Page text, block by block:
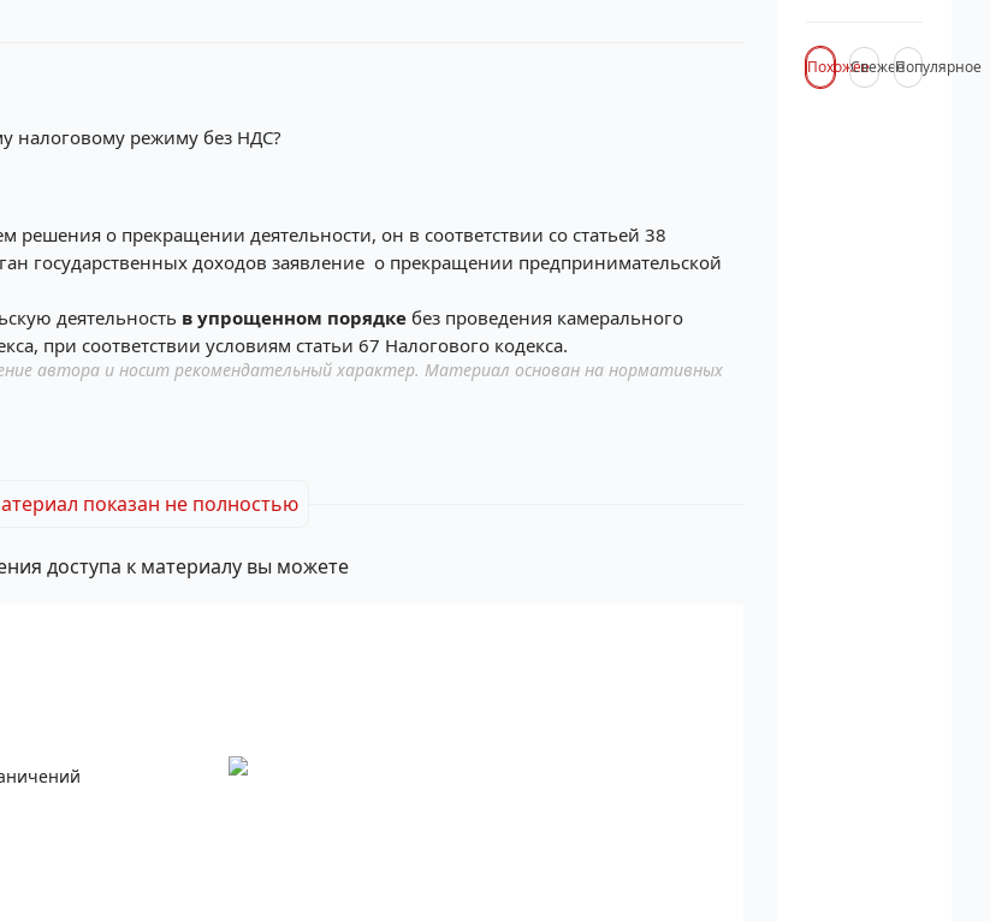
налоговому режиму без НДС?
о прекращении деятельности, он в соответствии со статьей 38
государственных доходов заявление о прекращении предпринимательской
деятельность в упрощенном порядке без проведения камерального
при соответствии условиям статьи 67 Налогового кодекса.
автора и носит рекомендательный характер. Материал основан на нормативных
показан не полностью
доступа к материалу вы можете
ПохожееСвежееПопулярное